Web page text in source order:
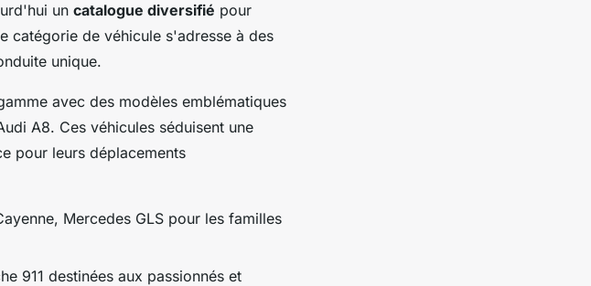
un catalogue diversifié pour
catégorie de véhicule s'adresse à des
unique.
avec des modèles emblématiques
A8. Ces véhicules séduisent une
pour leurs déplacements
Mercedes GLS pour les familles
911 destinées aux passionnés et